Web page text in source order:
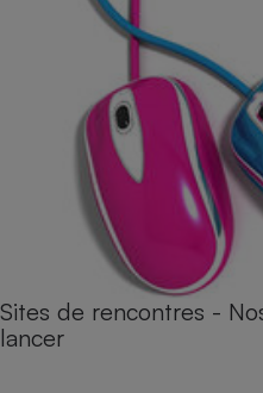
Sites de rencontres -
lancer